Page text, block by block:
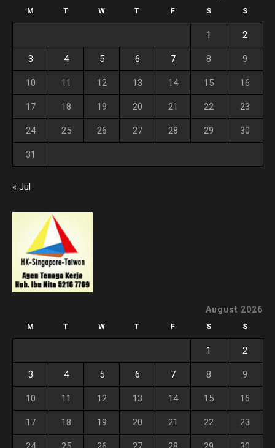
M T W T F S S
1 2
3 4 5 6 7 8 9
10 11 12 13 14 15 16
17 18 19 20 21 22 23
24 25 26 27 28 29 30
31
« Jul
August 2026
M T W T F S S
1 2
3 4 5 6 7 8 9
10 11 12 13 14 15 16
17 18 19 20 21 22 23